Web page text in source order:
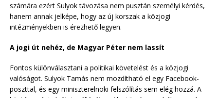
számára ezért Sulyok távozása nem pusztán személyi kérdés,
hanem annak jelképe, hogy az új korszak a közjogi
intézményekben is érezhető legyen.
A jogi út nehéz, de Magyar Péter nem lassít
Fontos különválasztani a politikai követelést és a közjogi
valóságot. Sulyok Tamás nem mozdítható el egy Facebook-
poszttal, és egy miniszterelnöki felszólítás sem elég hozzá. A